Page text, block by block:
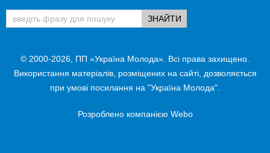
© 2000-2026, ПП «Україна Молода». Всі права захищено.
Використання матеріалів, розміщених на сайті, дозволяється
при умові посилання на "Україна Молода".
Розроблено компанією Webo